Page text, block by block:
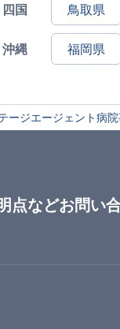
国 鳥取県
縄 福岡県
ージエージェント病
点などお問い